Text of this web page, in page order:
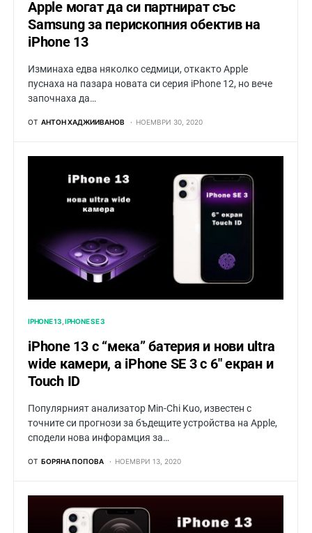
Apple могат да си партнират със
Samsung за перископния обектив на
iPhone 13
Изминаха eдва няколко седмици, откакто Apple
пуснаха на пазара новата си серия iPhone 12, но вече
започнаха да…
ОТ АНТОН ХАДЖИИВАНОВ НОЕМВРИ 30, 2020
IPHONE 13 IPHONE SE 3
iPhone 13 с “мека” батерия и нови ultra
wide камери, а iPhone SE 3 с 6″ екран и
Touch ID
Популярният анализатор Min-Chi Kuo, известен с
точните си прогнози за бъдещите устройства на Apple,
сподели нова инфорамция за…
ОТ БОРЯНА ПОПОВА НОЕМВРИ 13, 2020